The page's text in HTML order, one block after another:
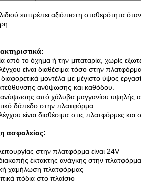
επιτρέπει αξιόπιστη σταθερότητα
από το όχημα ή την μπαταρία, χωρίς
είναι διαθέσιμα τόσο στην
διαφορετικά μοντέλα με μέγιστο ύψος
ανύψωσης και καθόδου.
ανύψωσης από χάλυβα μαγγανίου υψηλής
δάπεδο στην πλατφόρμα
είναι διαθέσιμα στις πλατφόρμες και
ασφαλείας:
στην πλατφόρμα είναι 24V
έκτακτης ανάγκης στην
χαμήλωση πλατφόρμας
πόδια στο πλαίσιο